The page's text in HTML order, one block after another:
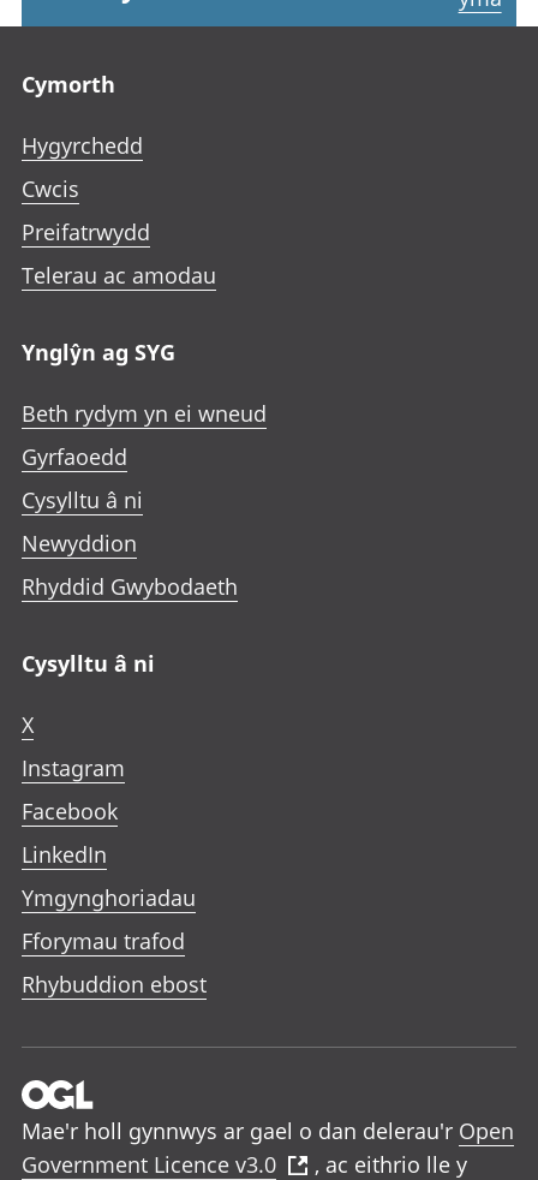
Cymorth
Hygyrchedd
Cwcis
Preifatrwydd
Telerau ac amodau
Ynglŷn ag SYG
Beth rydym yn ei wneud
Gyrfaoedd
Cysylltu â ni
Newyddion
Rhyddid Gwybodaeth
Cysylltu â ni
X
Instagram
Facebook
LinkedIn
Ymgynghoriadau
Fforymau trafod
Rhybuddion ebost
Mae'r holl gynnwys ar gael o dan delerau'r Open
Government Licence v3.0
, ac eithrio lle y